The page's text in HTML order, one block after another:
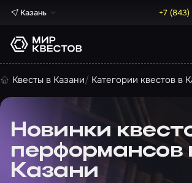
Казань +7
Квесты в Казани Категории квестов в
Новинки
перформансов
Казани